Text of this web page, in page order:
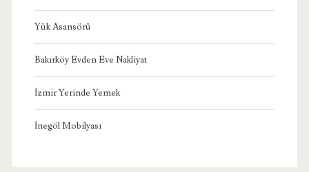
Yük Asansörü
Bakırköy Evden Eve Nakliyat
İzmir Yerinde Yemek
İnegöl Mobilyası